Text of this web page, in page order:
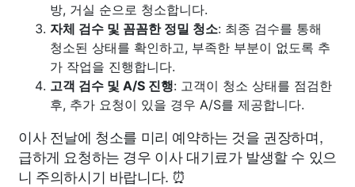
방, 거실 순으로 청소합니다.
자체 검수 및 꼼꼼한 정밀 청소: 최종 검수를 통해
청소된 상태를 확인하고, 부족한 부분이 없도록 추
가 작업을 진행합니다.
고객 검수 및 A/S 진행: 고객이 청소 상태를 점검한
후, 추가 요청이 있을 경우 A/S를 제공합니다.
이사 전날에 청소를 미리 예약하는 것을 권장하며,
급하게 요청하는 경우 이사 대기료가 발생할 수 있으
니 주의하시기 바랍니다. ⏰